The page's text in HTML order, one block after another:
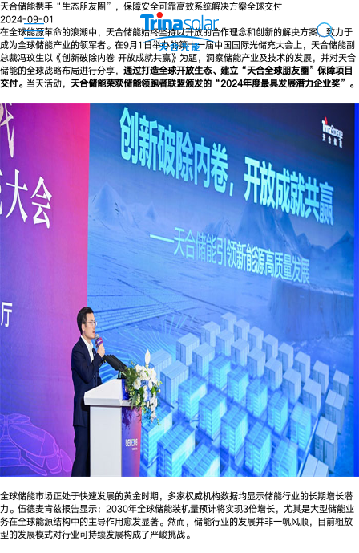
天合储能携手“生态朋友圈”，保障安全可靠高效系统解决方案全球交付
2024-09-01
在全球能源革命的浪潮中，天合储能始终坚持以开放的合作理念和创新的解决方案，致力于
成为全球储能产业的领军者。在9月1日举办的第十一届中国国际光储充大会上，天合储能副
总裁冯玟生以《创新破除内卷 开放成就共赢》为题，洞察储能产业及技术的发展，并对天合
储能的全球战略布局进行分享， 通过打造全球开放生态、建立“天合全球朋友圈”保障项目
交付。 当天活动， 天合储能荣获储能领跑者联盟颁发的“2024年度最具发展潜力企业奖”。
全球储能市场正处于快速发展的黄金时期，多家权威机构数据均显示储能行业的长期增长潜
力。伍德麦肯兹报告显示：2030年全球储能装机量预计将实现3倍增长，尤其是大型储能业
务在全球能源结构中的主导作用愈发显著。然而，储能行业的发展并非一帆风顺，目前粗放
型的发展模式对行业可持续发展构成了严峻挑战。